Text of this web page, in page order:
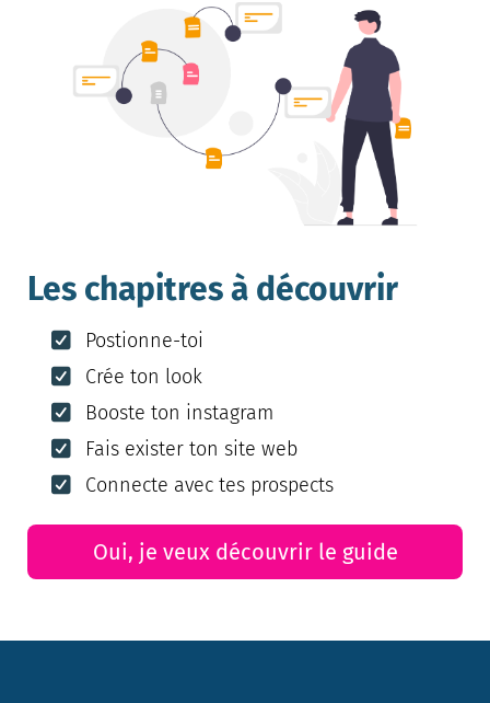
Les chapitres à découvrir
Postionne-toi
Crée ton look
Booste ton instagram
Fais exister ton site web
Connecte avec tes prospects
Oui, je veux découvrir le guide